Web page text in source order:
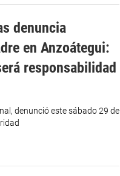
denuncia
en Anzoátegui:
responsabilidad
denunció este sábado 29 de